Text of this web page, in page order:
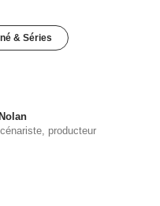
& Séries
producteur